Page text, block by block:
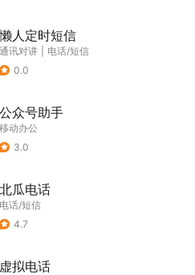
懒人定时短信
通讯对讲
电话/短信
0.0
公众号助手
移动办公
3.0
北瓜电话
电话/短信
4.7
虚拟电话